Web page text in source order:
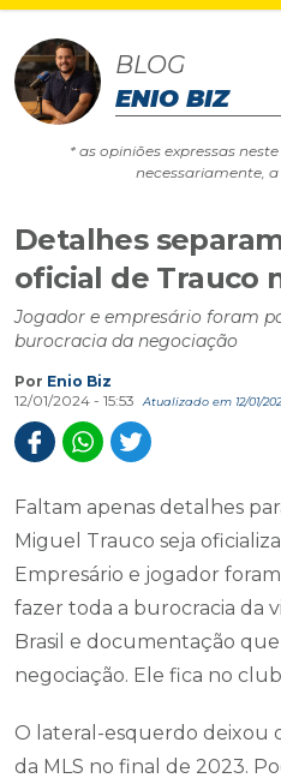
BLOG
ENIO BIZ
* as opiniões expressas
necessariamente,
Detalhes
oficial de Trauco
Jogador e empresário foram
burocracia da negociação
Por Enio Biz
12/01/2024 - 15:53
Atualizado em 12/01/
Faltam apenas detalhes
Miguel Trauco seja
Empresário e jogador
fazer toda a burocracia da
Brasil e documentação
negociação. Ele fica no
O lateral-esquerdo deixou
da MLS no final de 2023.